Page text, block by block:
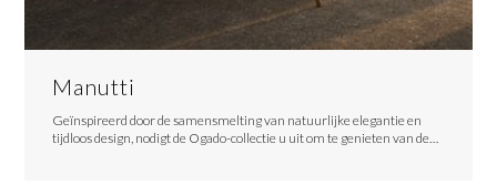
Manutti
Geïnspireerd door de samensmelting van natuurlijke elegantie en
tijdloos design, nodigt de Ogado-collectie u uit om te genieten van de…